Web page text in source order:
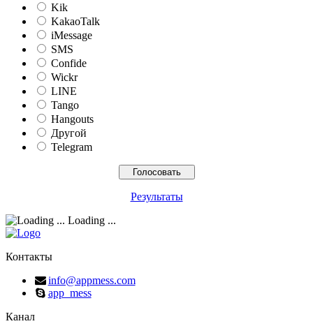
Kik
KakaoTalk
iMessage
SMS
Confide
Wickr
LINE
Tango
Hangouts
Другой
Telegram
Результаты
Loading ...
Контакты
info@appmess.com
app_mess
Канал